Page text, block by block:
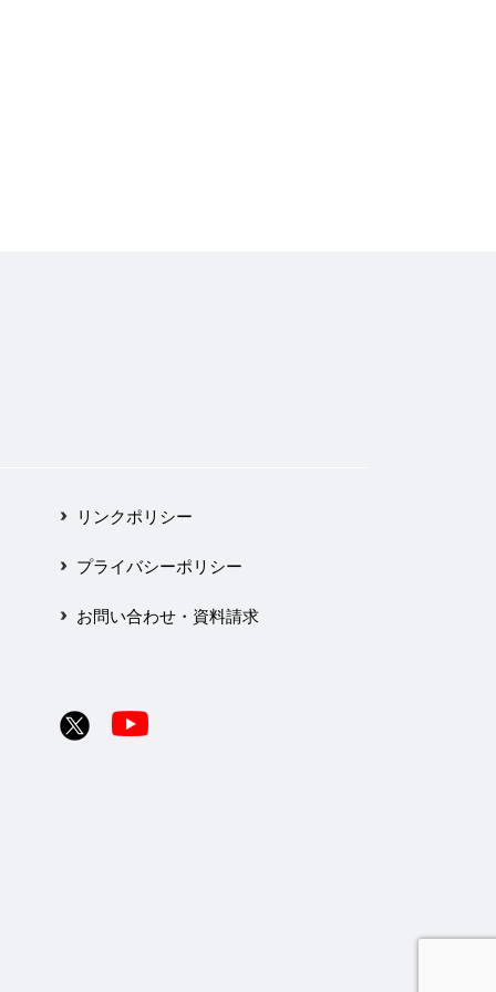
リンクポリシー
プライバシーポリシー
お問い合わせ・資料請求